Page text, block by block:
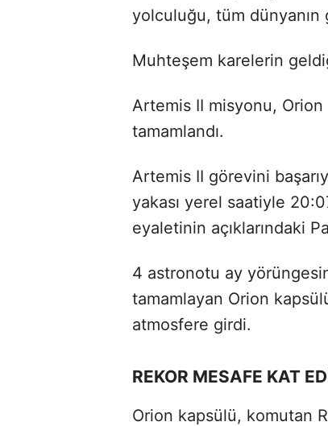
yolculuğu, tüm
Muhteşem karelerin
Artemis II misyonu, Orion
tamamlandı.
Artemis II görevini
yakası yerel saatiyle
eyaletinin açıklarındaki
4 astronotu ay
tamamlayan Orion
atmosfere girdi.
REKOR MESAFE KAT
Orion kapsülü, komutan